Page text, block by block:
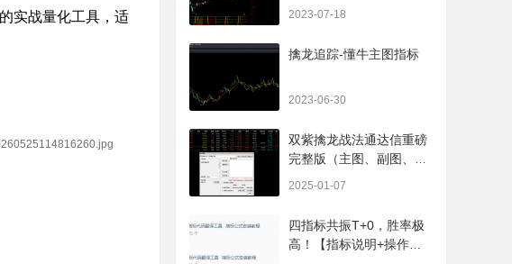
实战量化工具，适
2023-07-18
擒龙追踪-懂牛主图指标
2023-06-30
双紫擒龙战法通达信重磅
完整版（主图、副图、排
2025-01-07
四指标共振T+0，胜率极
高！【指标说明+操作方